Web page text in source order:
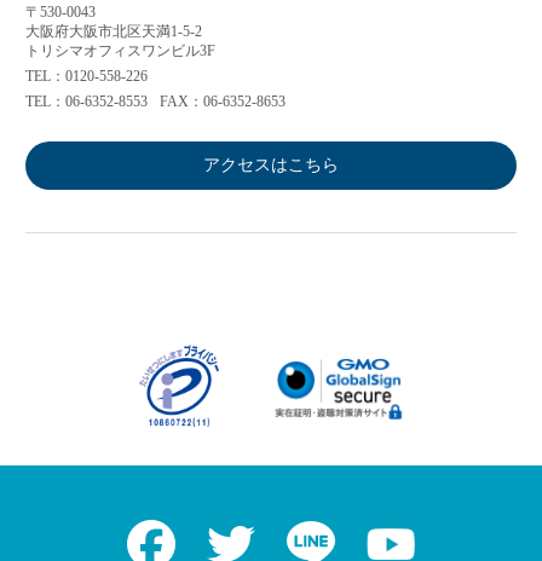
アプリに切り替えてみませんか
会員登録なしですぐ使える！
アプリ限定のコラムを配信中！
〒530-0043
大阪府大阪市北区天満1-5-2
トリシマオフィスワンビル3F
TEL：0120-558-226
TEL：06-6352-8553
FAX：06-6352-8653
アクセスはこちら
Facebook Twitter LINE